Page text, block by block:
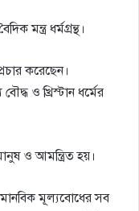
মন্ত্র ধর্মগ্রন্থ।
করেছেন।
ও খ্রিস্টান ধর্মের
ও আমন্ত্রিত হয়।
মূল্যবোধের সব